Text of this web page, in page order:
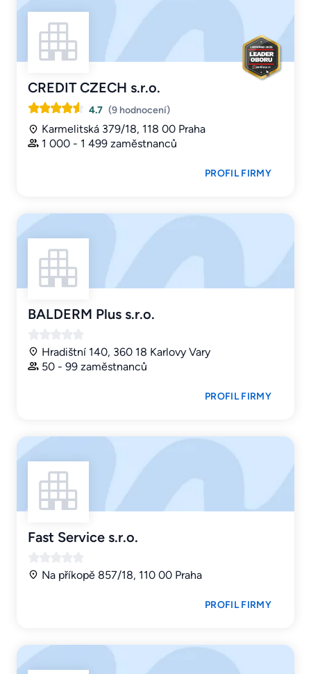
CREDIT CZECH s.r.o.
4.7 (9 hodnocení)
Karmelitská 379/18, 118 00 Praha
1 000 - 1 499 zaměstnanců
PROFIL FIRMY
BALDERM Plus s.r.o.
Hradištní 140, 360 18 Karlovy Vary
50 - 99 zaměstnanců
PROFIL FIRMY
Fast Service s.r.o.
Na příkopě 857/18, 110 00 Praha
PROFIL FIRMY